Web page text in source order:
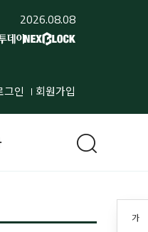
2026.08.08
그인 회원가입
가